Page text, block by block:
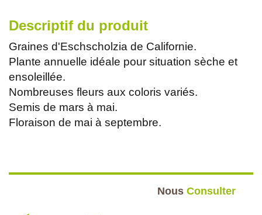
Descriptif du produit
Graines d'Eschscholzia de Californie.
Plante annuelle idéale pour situation sèche et
ensoleillée.
Nombreuses fleurs aux coloris variés.
Semis de mars à mai.
Floraison de mai à septembre.
Nous Consulter